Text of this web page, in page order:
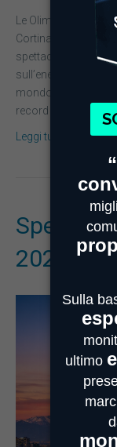
Le Olimpiadi
Cortina hanno
spettacolare che ha
sull’energia dello
mondo hanno già
record e sfide
Leggi tutto
Speciale
2026 –